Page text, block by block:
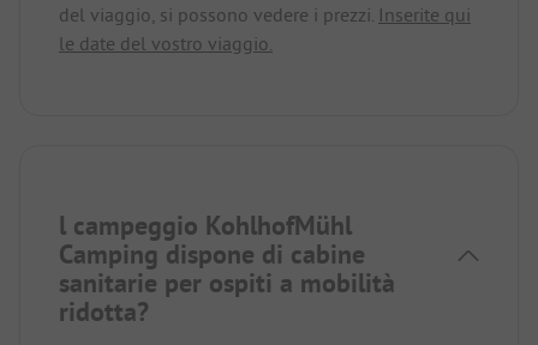
del viaggio, si possono vedere i prezzi. Inserite qui
le date del vostro viaggio.
l campeggio KohlhofMühl
Camping dispone di cabine
sanitarie per ospiti a mobilità
ridotta?